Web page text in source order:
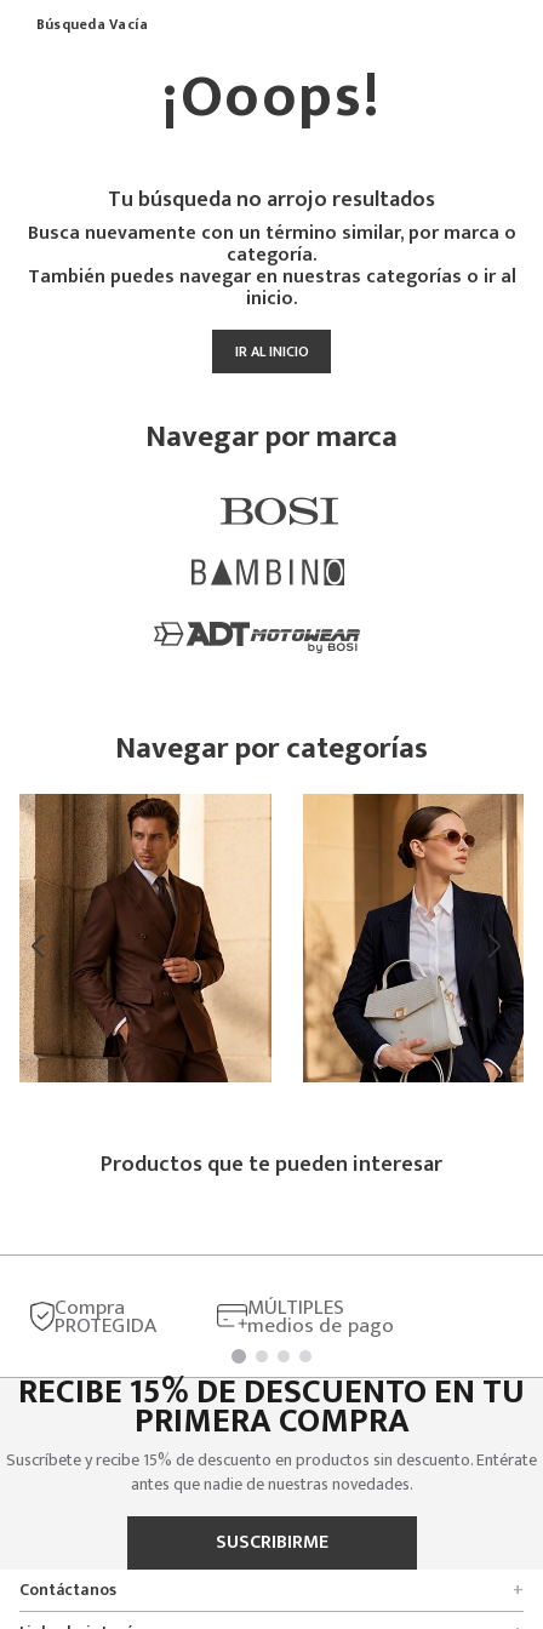
Búsqueda Vacía
¡Ooops!
Tu búsqueda no arrojo resultados
Busca nuevamente con un término similar, por marca o
categoría.
También puedes navegar en nuestras categorías o ir al
inicio.
IR AL INICIO
Navegar por marca
Navegar por categorías
Productos que te pueden interesar
Compra
PROTEGIDA
MÚLTIPLES
medios de pago
RECIBE 15% DE DESCUENTO EN TU
PRIMERA COMPRA
Suscríbete y recibe 15% de descuento en productos sin descuento. Entérate
antes que nadie de nuestras novedades.
SUSCRIBIRME
Contáctanos
+